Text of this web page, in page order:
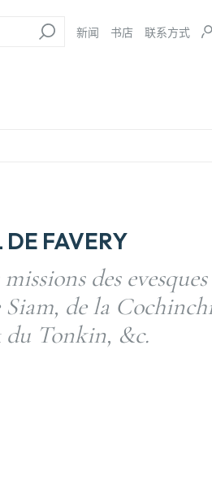
新闻 书店 联系方式
FAVERY
des
Siam, de la
du Tonkin, &c.